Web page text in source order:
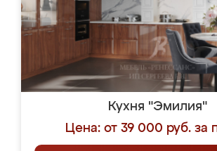
Кухня "Эмилия"
Цена: от 39 000 руб. за